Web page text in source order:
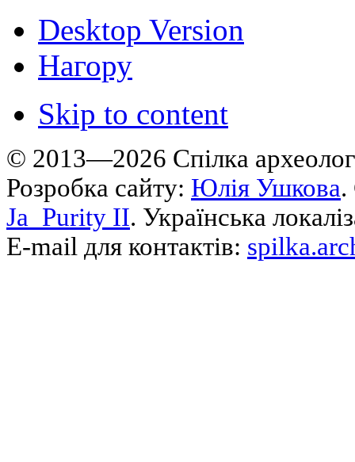
Desktop Version
Нагору
Skip to content
© 2013—2026 Cпілка
Розробка сайту: Юлія Ушкова.
Ja_Purity II. Українська
E-mail для контактів: